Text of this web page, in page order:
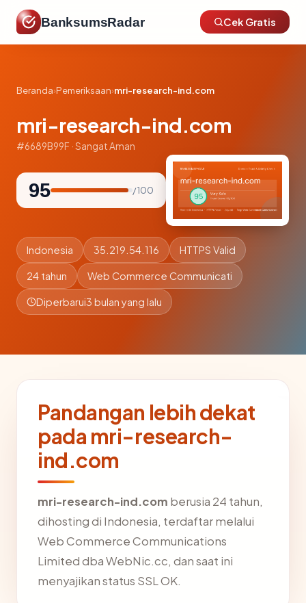
BanksumsRadar Cek Gratis
Beranda›Pemeriksaan›mri-research-ind.com
mri-research-ind.com
#6689B99F · Sangat Aman
95 / 100
Indonesia 35.219.54.116 HTTPS Valid
24 tahun Web Commerce Communicati
Diperbarui3 bulan yang lalu
Pandangan lebih dekat
pada mri-research-
ind.com
mri-research-ind.com berusia 24 tahun,
dihosting di Indonesia, terdaftar melalui
Web Commerce Communications
Limited dba WebNic.cc, dan saat ini
menyajikan status SSL OK.